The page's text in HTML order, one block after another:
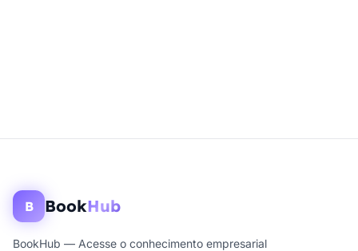
B BookHub
BookHub — Acesse o conhecimento empresarial